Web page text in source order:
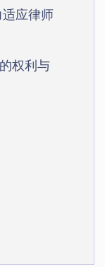
应律师
权利与